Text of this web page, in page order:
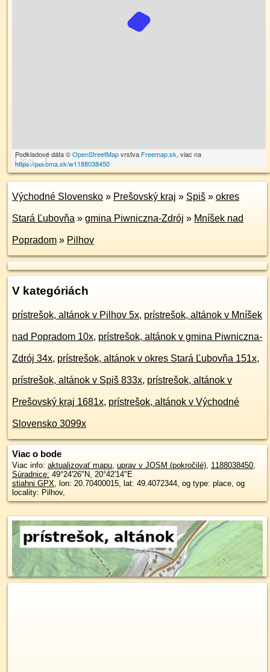
10 m
Podkladové dáta ©OpenStreetMapvrstva Freemap.sk, viac na
https://poi.oma.sk/w1188038450
Východné Slovensko » Prešovský kraj » Spiš » okres
Stará Ľubovňa » gmina Piwniczna-Zdrój » Mníšek nad
Popradom » Pilhov
V kategóriách
prístrešok, altánok v Pilhov 5x, prístrešok, altánok v Mníšek
nad Popradom 10x, prístrešok, altánok v gmina Piwniczna-
Zdrój 34x, prístrešok, altánok v okres Stará Ľubovňa 151x,
prístrešok, altánok v Spiš 833x, prístrešok, altánok v
Prešovský kraj 1681x, prístrešok, altánok v Východné
Slovensko 3099x
Viac o bode
Viac info: aktualizovať mapu, uprav v JOSM (pokročilé), 1188038450,
Súradnice: 49°24'26"N, 20°42'14"E
stiahni GPX, lon: 20.70400015, lat: 49.4072344, og type: place, og
locality: Pilhov,